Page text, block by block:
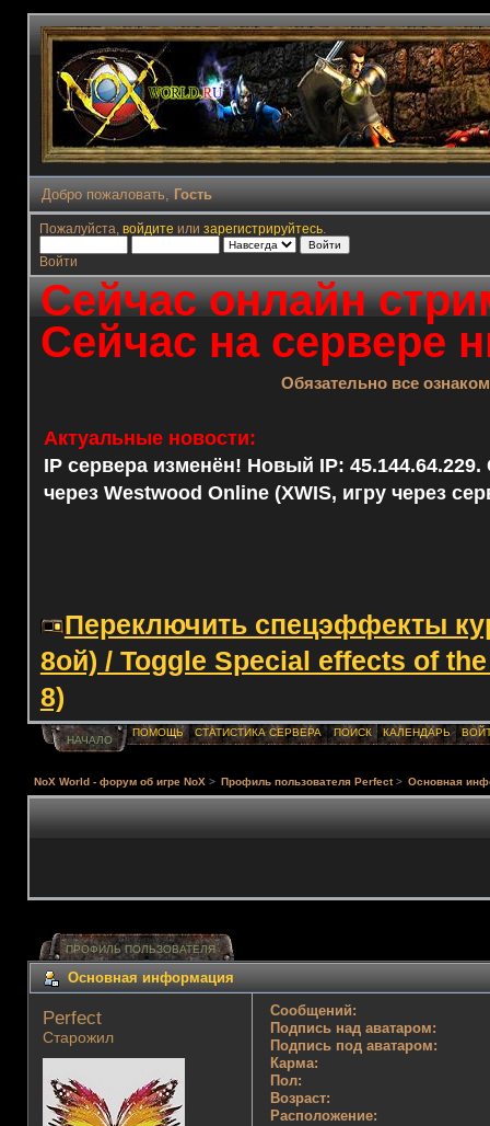
Добро пожаловать, Гость
Пожалуйста, войдите или зарегистрируйтесь.
Войти
Сейчас онлайн
Сейчас на сервере
Обязательно все
Актуальные новости:
IP сервера изменён! Новый IP: 45.144.64.229.
через Westwood Online (XWIS, игру через
Переключить спецэффекты
8ой) / Toggle Special effects of
8)
НАЧАЛО
ПОМОЩЬ СТАТИСТИКА СЕРВЕРА ПОИСК КАЛЕНДАРЬ
NoX World - форум об игре NoX > Профиль пользователя Perfect> Основная
ПРОФИЛЬ ПОЛЬЗОВАТЕЛЯ
Основная информация
Perfect
Старожил
Сообщений:
Подпись над аватаром:
Подпись под аватаром:
Карма:
Пол:
Возраст:
Расположение: